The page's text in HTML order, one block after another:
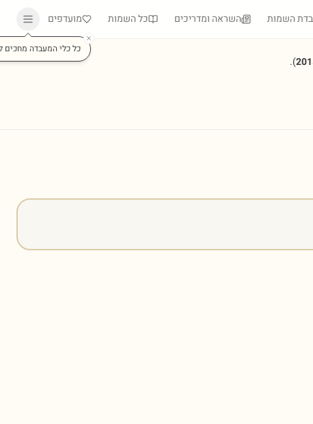
השמות השראה ומדריכים כל השמות מועדפים
כל כלי המעבדה מחכים
).